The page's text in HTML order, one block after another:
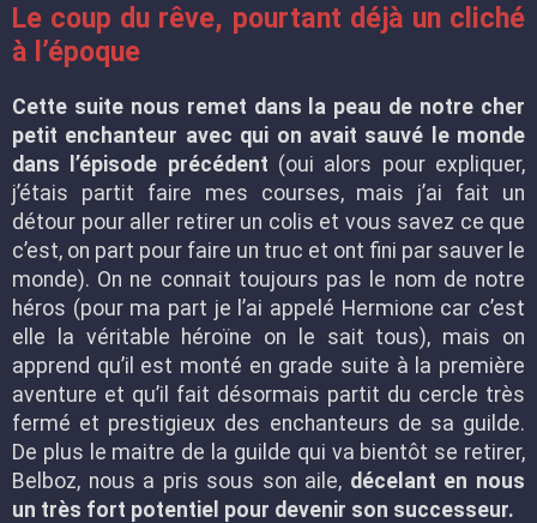
Le coup du rêve, pourtant déjà un cliché
à l’époque
Cette suite nous remet dans la peau de notre cher
petit enchanteur avec qui on avait sauvé le monde
dans l’épisode précédent (oui alors pour expliquer,
j’étais partit faire mes courses, mais j’ai fait un
détour pour aller retirer un colis et vous savez ce que
c’est, on part pour faire un truc et ont fini par sauver le
monde). On ne connait toujours pas le nom de notre
héros (pour ma part je l’ai appelé Hermione car c’est
elle la véritable héroïne on le sait tous), mais on
apprend qu’il est monté en grade suite à la première
aventure et qu’il fait désormais partit du cercle très
fermé et prestigieux des enchanteurs de sa guilde.
De plus le maitre de la guilde qui va bientôt se retirer,
Belboz, nous a pris sous son aile, décelant en nous
un très fort potentiel pour devenir son successeur.